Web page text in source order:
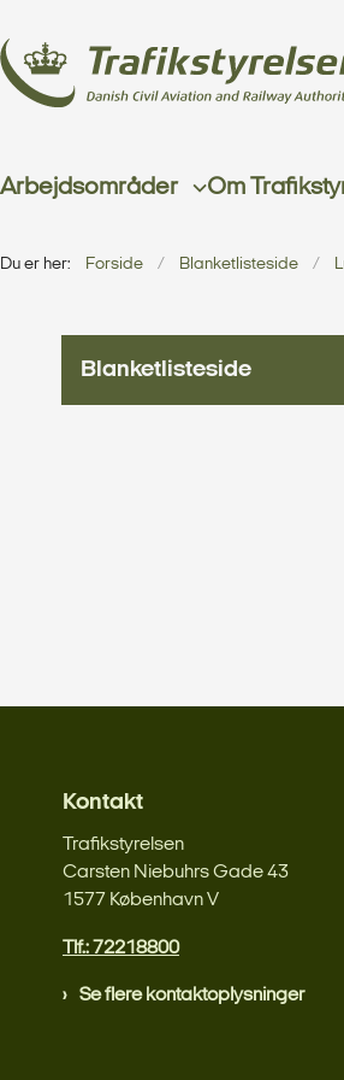
Arbejdsområder Om
Du er her: Forside Blanketlisteside
Blanketlisteside
Kontakt
Trafikstyrelsen
Carsten Niebuhrs Gade 43
1577 København V
Tlf.: 72218800
Se flere kontaktoplysninger